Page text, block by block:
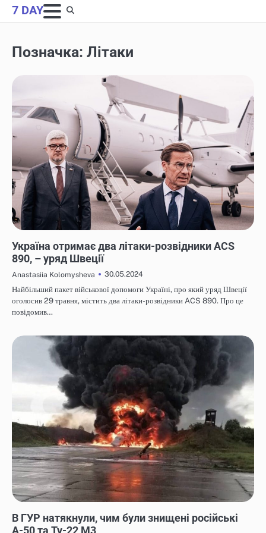
Skip
to
7 DAY
Позначка: Літаки
Україна отримає два літаки-розвідники ACS
890, – уряд Швеції
Anastasiia Kolomysheva
30.05.2024
Найбільший пакет військової допомоги Україні, про який уряд Швеції
оголосив 29 травня, містить два літаки-розвідники ACS 890. Про це
повідомив…
В ГУР натякнули, чим були знищені російські
А-50 та Ту-22 М3